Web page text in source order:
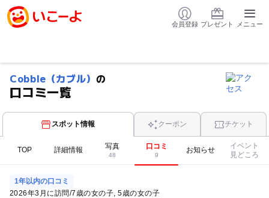
会員登録 プレゼント メニュー
Cobble（カブル）の
口コミ一覧
スポット情報 クーポン チケット
TOP 詳細情報 写真
48
口コミ
9
お知らせ
イベント
見どころ
1年以内の口コミ
2026年3月に訪問/7歳の女の子 5歳の女の子